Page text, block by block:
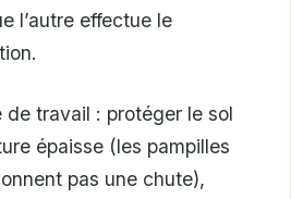
l’autre effectue le
de travail : protéger le sol
épaisse (les pampilles
pas une chute),